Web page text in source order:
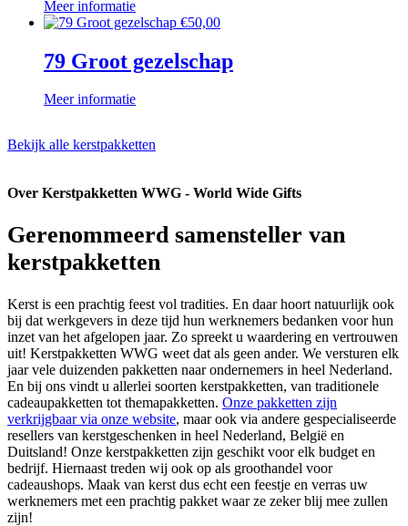
Meer informatie
€50,00
79 Groot gezelschap
Meer informatie
Bekijk alle kerstpakketten
Over Kerstpakketten WWG - World Wide Gifts
Gerenommeerd samensteller van
kerstpakketten
Kerst is een prachtig feest vol tradities. En daar hoort natuurlijk ook
bij dat werkgevers in deze tijd hun werknemers bedanken voor hun
inzet van het afgelopen jaar. Zo spreekt u waardering en vertrouwen
uit! Kerstpakketten WWG weet dat als geen ander. We versturen elk
jaar vele duizenden pakketten naar ondernemers in heel Nederland.
En bij ons vindt u allerlei soorten kerstpakketten, van traditionele
cadeaupakketten tot themapakketten. Onze pakketten zijn
verkrijgbaar via onze website, maar ook via andere gespecialiseerde
resellers van kerstgeschenken in heel Nederland, België en
Duitsland! Onze kerstpakketten zijn geschikt voor elk budget en
bedrijf. Hiernaast treden wij ook op als groothandel voor
cadeaushops. Maak van kerst dus echt een feestje en verras uw
werknemers met een prachtig pakket waar ze zeker blij mee zullen
zijn!